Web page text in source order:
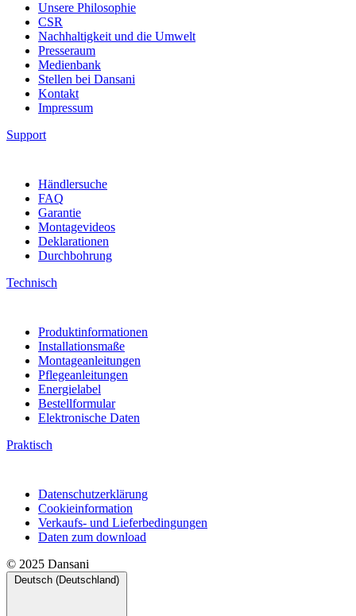
Unsere Philosophie
CSR
Nachhaltigkeit und die Umwelt
Presseraum
Medienbank
Stellen bei Dansani
Kontakt
Impressum
Support
Händlersuche
FAQ
Garantie
Montagevideos
Deklarationen
Durchbohrung
Technisch
Produktinformationen
Installationsmaße
Montageanleitungen
Pflegeanleitungen
Energielabel
Bestellformular
Elektronische Daten
Praktisch
Datenschutzerklärung
Cookieinformation
Verkaufs- und Lieferbedingungen
Daten zum download
© 2025 Dansani
Deutsch (Deutschland)